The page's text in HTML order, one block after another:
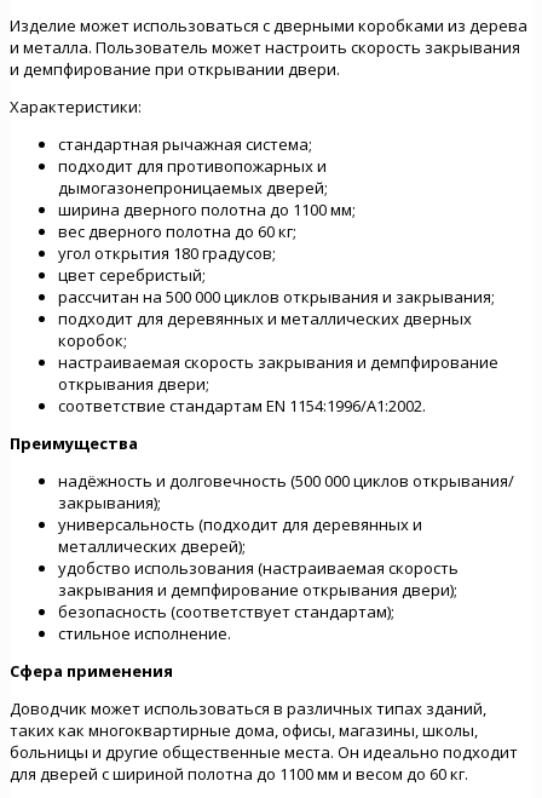
Изделие может использоваться с дверными коробками из дерева
и металла. Пользователь может настроить скорость закрывания
и демпфирование при открывании двери.
Характеристики:
стандартная рычажная система;
подходит для противопожарных и
дымогазонепроницаемых дверей;
ширина дверного полотна до 1100 мм;
вес дверного полотна до 60 кг;
угол открытия 180 градусов;
цвет серебристый;
рассчитан на 500 000 циклов открывания и закрывания;
подходит для деревянных и металлических дверных
коробок;
настраиваемая скорость закрывания и демпфирование
открывания двери;
соответствие стандартам EN 1154:1996/А1:2002.
Преимущества
надёжность и долговечность (500 000 циклов открывания/
закрывания);
универсальность (подходит для деревянных и
металлических дверей);
удобство использования (настраиваемая скорость
закрывания и демпфирование открывания двери);
безопасность (соответствует стандартам);
стильное исполнение.
Сфера применения
Доводчик может использоваться в различных типах зданий,
таких как многоквартирные дома, офисы, магазины, школы,
больницы и другие общественные места. Он идеально подходит
для дверей с шириной полотна до 1100 мм и весом до 60 кг.